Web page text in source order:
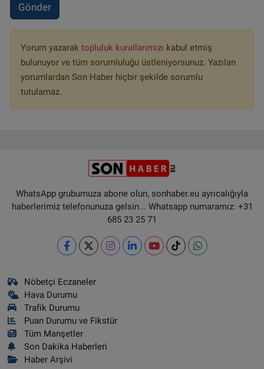
Gönder
Yorum yazarak topluluk kurallarımızı kabul etmiş
bulunuyor ve tüm sorumluluğu üstleniyorsunuz. Yazılan
yorumlardan Son Haber hiçbir şekilde sorumlu
tutulamaz.
WhatsApp grubumuza abone olun, sonhaber.eu ayrıcalığıyla
haberlerimiz telefonunuza gelsin... Whatsapp numaramız: +31
685 23 25 71
Nöbetçi Eczaneler
Hava Durumu
Trafik Durumu
Puan Durumu ve Fikstür
Tüm Manşetler
Son Dakika Haberleri
Haber Arşivi